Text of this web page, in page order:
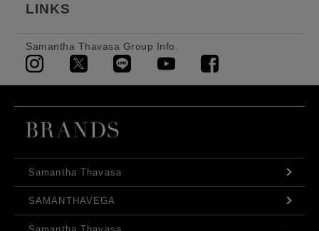
LINKS
Samantha Thavasa Group Info.
Samantha Thavasa
SAMANTHAVEGA